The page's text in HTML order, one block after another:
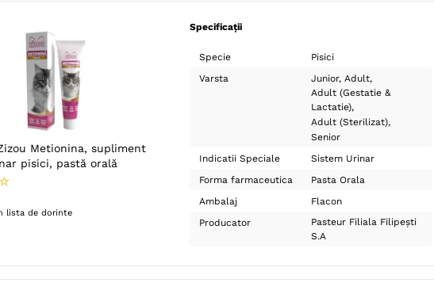
pisici, pastă orală
☆
lista de dorinte
Specificații
Specie
Pisici
Varsta
Junior Adult
Adult (Gestatie &
Lactatie)
Adult (Sterilizat)
Senior
Indicatii Speciale
Sistem Urinar
Forma farmaceutica
Pasta Orala
Ambalaj
Flacon
Producator
Pasteur Filiala Filipești
S.A